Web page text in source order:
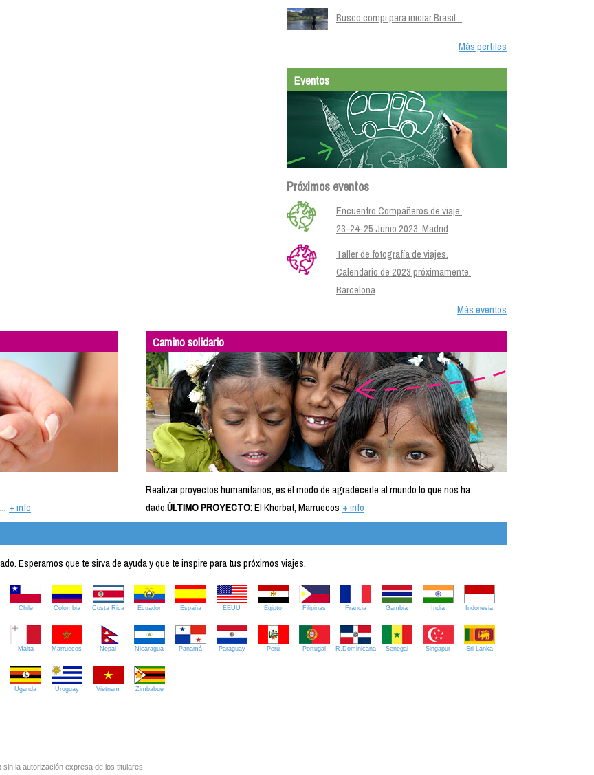
Busco compi para iniciar Brasil...
Más perfiles
Eventos
Próximos eventos
Encuentro Compañeros de viaje.
23-24-25 Junio 2023. Madrid
Taller de fotografía de viajes.
Calendario de 2023 próximamente.
Barcelona
Más eventos
+ info
Camino solidario
Realizar proyectos humanitarios, es el modo de agradecerle al mundo lo que nos ha
dado.ÚLTIMO PROYECTO:El Khorbat, Marruecos + info
Esperamos que te sirva de ayuda y que te inspire para tus próximos viajes.
Chile Colombia Costa Rica Ecuador España EEUU Egipto Filipinas Francia Gambia India Indonesia
Malta Marruecos Nepal Nicaragua Panamá Paraguay Perú Portugal R.Dominicana Senegal Singapur Sri Lanka
Uganda Uruguay Vietnam Zimbabue
la autorización expresa de los titulares.